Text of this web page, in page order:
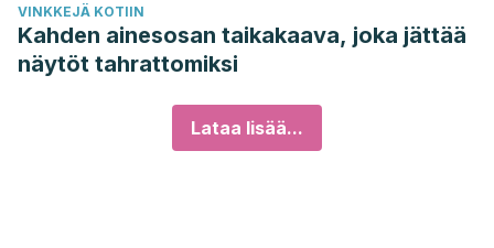
VINKKEJÄ KOTIIN
Kahden ainesosan taikakaava, joka jättää
näytöt tahrattomiksi
Lataa lisää...